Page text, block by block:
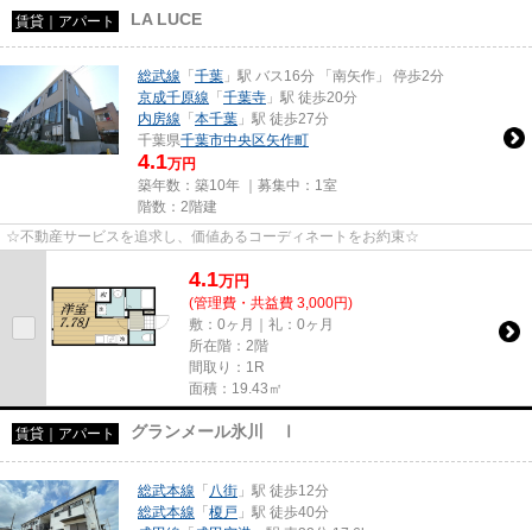
賃貸｜アパート LA LUCE
総武線 「千葉 」駅 バス16分 「南矢作」 停歩2分
京成千原線 「千葉寺 」駅 徒歩20分
内房線 「本千葉 」駅 徒歩27分
千葉県千葉市中央区矢作町
4.1万円
築年数：築10年 ｜募集中： 1室
階数：2階建
☆不動産サービスを追求し、価値あるコーディネートをお約束☆
4.1万円
(管理費・共益費 3,000円)
敷：0ヶ月｜礼：0ヶ月
所在階：2階
間取り：1R
面積：19.43㎡
賃貸｜アパート グランメール氷川 Ⅰ
総武本線 「 八街 」駅 徒歩12分
総武本線 「榎戸 」駅 徒歩40分